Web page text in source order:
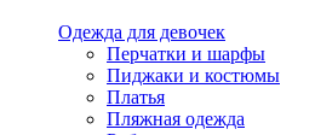
Одежда для девочек
Перчатки и шарфы
Пиджаки и костюмы
Платья
Пляжная одежда